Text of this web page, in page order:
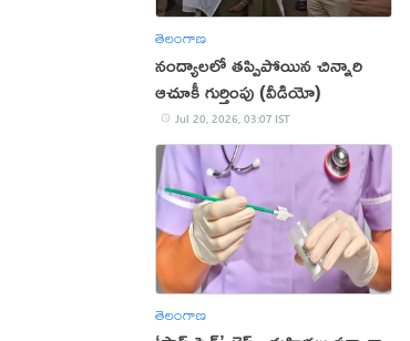
తెలంగాణ
నంద్యాలలో తప్పిపోయిన చిన్నారి
ఆచూకీ గుర్తింపు (వీడియో)
Jul 20, 2026, 03:07 IST
తెలంగాణ